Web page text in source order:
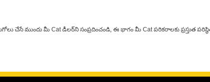
ముందు మీ Cat డీలర్‌ని సంప్రదించండి, ఈ భాగం మీ Cat పరికరాలకు ప్రస్తుత